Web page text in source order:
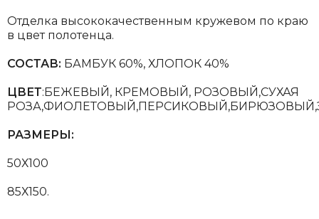
Отделка высококачественным кружевом по краю
в цвет полотенца.
СОСТАВ: БАМБУК 60%, ХЛОПОК 40%
ЦВЕТ:БЕЖЕВЫЙ, КРЕМОВЫЙ, РОЗОВЫЙ,СУХАЯ
РАЗМЕРЫ:
50Х100
85Х150.